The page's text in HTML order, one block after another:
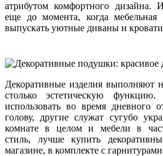
атрибутом комфортного дизайна.
еще до момента, когда мебельная
выпускать уютные диваны и
Декоративные изделия выполняют
столько эстетическую
использовать во время дневного
голову, другие служат сугубо
комнате в целом и мебели в
стиль, лучше купить
магазине, в комплекте с